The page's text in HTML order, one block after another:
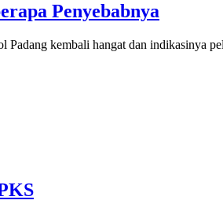
Penyebabnya
Padang kembali hangat dan indikasinya